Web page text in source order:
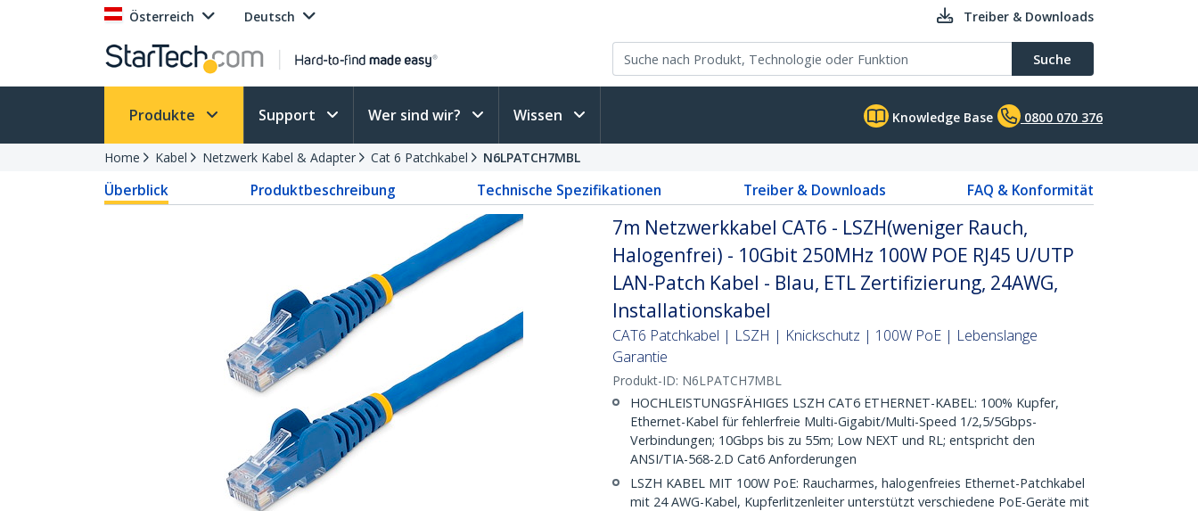
Österreich Deutsch Treiber & Downloads
Suche
Produkte Support Wer sind wir? Wissen Knowledge Base 0800 070 376
Home Kabel Netzwerk Kabel & Adapter Cat 6 Patchkabel N6LPATCH7MBL
Überblick Produktbeschreibung Technische Spezifikationen Treiber & Downloads FAQ & Konformität
7m Netzwerkkabel CAT6 - LSZH(weniger Rauch,
Halogenfrei) - 10Gbit 250MHz 100W POE RJ45 U/UTP
LAN-Patch Kabel - Blau, ETL Zertifizierung, 24AWG,
Installationskabel
CAT6 Patchkabel | LSZH | Knickschutz | 100W PoE | Lebenslange
Garantie
Produkt-ID: N6LPATCH7MBL
HOCHLEISTUNGSFÄHIGES LSZH CAT6 ETHERNET-KABEL: 100% Kupfer,
Ethernet-Kabel für fehlerfreie Multi-Gigabit/Multi-Speed 1/2,5/5Gbps-
Verbindungen; 10Gbps bis zu 55m; Low NEXT und RL; entspricht den
ANSI/TIA-568-2.D Cat6 Anforderungen
LSZH KABEL MIT 100W PoE: Raucharmes, halogenfreies Ethernet-Patchkabel
mit 24 AWG-Kabel, Kupferlitzenleiter unterstützt verschiedene PoE-Geräte mit